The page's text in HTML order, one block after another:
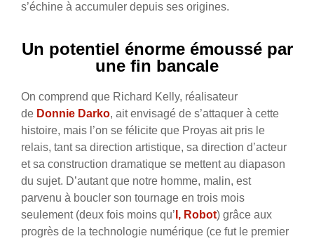
s’échine à accumuler depuis ses origines.
Un potentiel énorme émoussé par
une fin bancale
On comprend que Richard Kelly, réalisateur
de Donnie Darko, ait envisagé de s’attaquer à cette
histoire, mais l’on se félicite que Proyas ait pris le
relais, tant sa direction artistique, sa direction d’acteur
et sa construction dramatique se mettent au diapason
du sujet. D’autant que notre homme, malin, est
parvenu à boucler son tournage en trois mois
seulement (deux fois moins qu’ I, Robot) grâce aux
progrès de la technologie numérique (ce fut le premier